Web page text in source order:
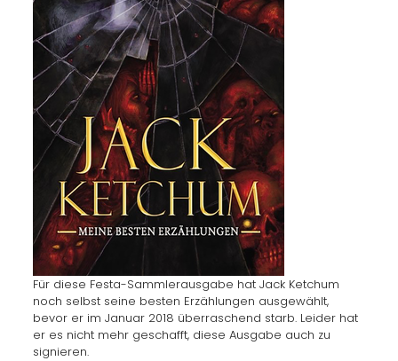
Für diese Festa-Sammlerausgabe hat Jack Ketchum
noch selbst seine besten Erzählungen ausgewählt,
bevor er im Januar 2018 überraschend starb. Leider hat
er es nicht mehr geschafft, diese Ausgabe auch zu
signieren.